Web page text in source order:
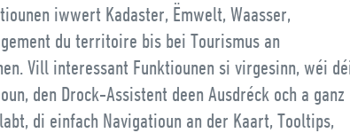
iwwert Kadaster, Ëmwelt, Waasser,
du territoire bis bei Tourismus an
Vill interessant Funktiounen si virgesinn, wéi
den Drock-Assistent deen Ausdréck och a ganz
di einfach Navigatioun an der Kaart, Tooltips,